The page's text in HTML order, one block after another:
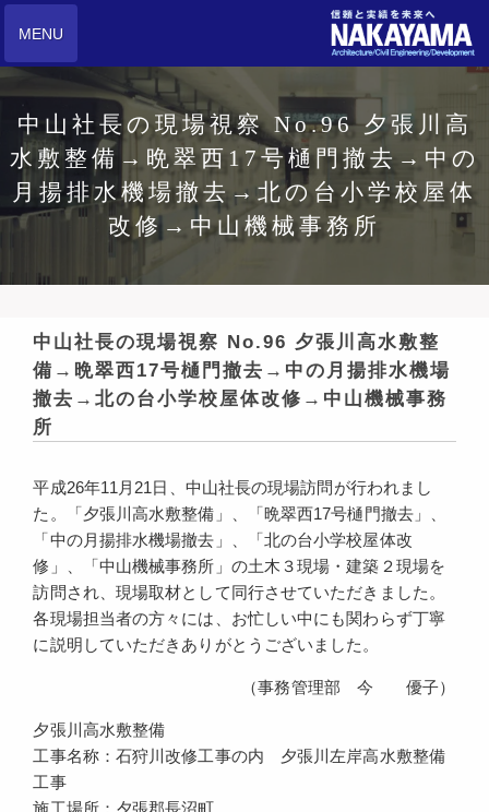
MENU
中山社長の現場視察 No.96 夕張川高
水敷整備→晩翠西17号樋門撤去→中の
月揚排水機場撤去→北の台小学校屋体
改修→中山機械事務所
中山社長の現場視察 No.96 夕張川高水敷整
備→晩翠西17号樋門撤去→中の月揚排水機場
撤去→北の台小学校屋体改修→中山機械事務
所
平成26年11月21日、中山社長の現場訪問が行われまし
た。「夕張川高水敷整備」、「晩翠西17号樋門撤去」、
「中の月揚排水機場撤去」、「北の台小学校屋体改
修」、「中山機械事務所」の土木３現場・建築２現場を
訪問され、現場取材として同行させていただきました。
各現場担当者の方々には、お忙しい中にも関わらず丁寧
に説明していただきありがとうございました。
（事務管理部 今 優子）
夕張川高水敷整備
工事名称：石狩川改修工事の内 夕張川左岸高水敷整備
工事